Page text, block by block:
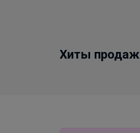
Хиты продаж